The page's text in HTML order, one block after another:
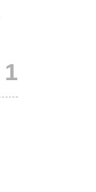
1